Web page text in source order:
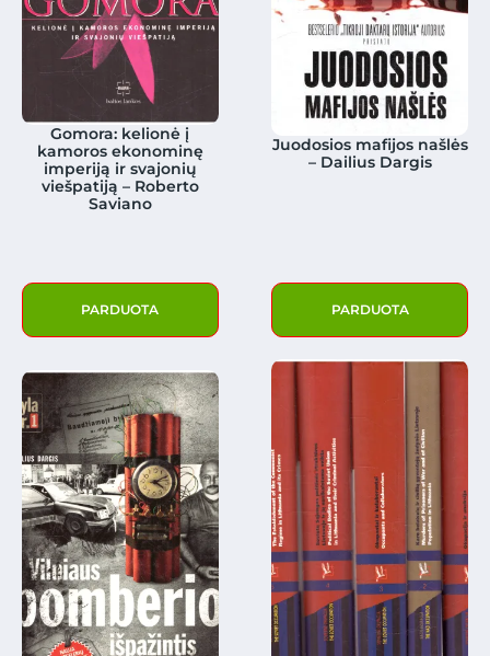
Gomora: kelionė į
kamoros ekonominę
imperiją ir svajonių
viešpatiją – Roberto
Saviano
PARDUOTA
Juodosios mafijos našlės
– Dailius Dargis
PARDUOTA